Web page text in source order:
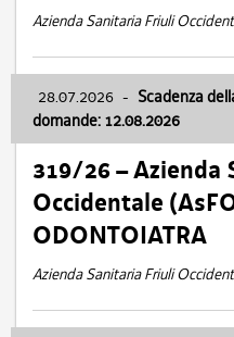
Azienda Sanitaria Friuli
28.07.2026 - Scadenza
domande: 12.08.2026
319/26 –
Occidentale
ODONTOIATRA
Azienda Sanitaria Friuli